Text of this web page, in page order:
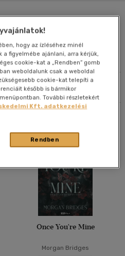
Rendezés
csökkenő
növekvő
Once You're Mine
Morgan Bridges
hogy az ízléséhez minél
a figyelmébe ajánlani, arra kérjük,
cookie-kat a „Rendben” gomb
weboldalunk csak a weboldal
cookie-kat telepíti a
később is bármikor
További részletekért
Kft. adatkezelési
Rendben